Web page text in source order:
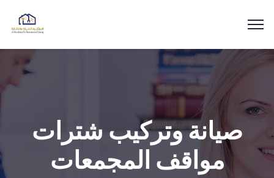
صيانة وتركيب شترات
مواقف المجمعات